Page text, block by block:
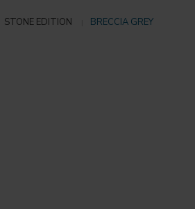
STONE EDITION BRECCIA GREY